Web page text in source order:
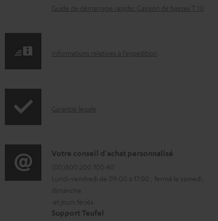
l
h
e
l
e
s
Guide de démarrage rapide: Caisson de basses T 10
I
r
t
i
o
n
s
Informations relatives à l’expédition
I
o
r
m
a
t
Garantie légale
D
é
t
a
i
Votre conseil d'achat personnalisé
(00)800 200 300 40
Lundi-vendredi de 09:00 à 17:00 ; fermé le samedi,
dimanche
et jours fériés.
Support Teufel